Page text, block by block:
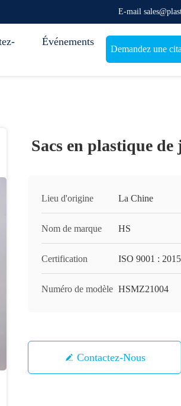
E-mail
Événements
Demandez une
Sacs en plastique
Lieu d'origine La Chine
Nom de marque HS
Certification ISO 9001 : 2015
Numéro de modèle HSMZ21004
Contactez-Nous